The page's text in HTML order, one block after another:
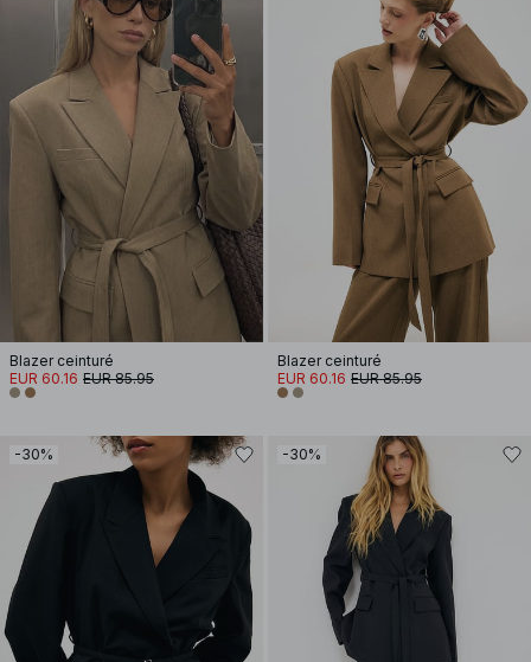
Blazer ceinturé
EUR 60.16 EUR 85.95
Blazer ceinturé
EUR 60.16 EUR 85.95
-30% -30%